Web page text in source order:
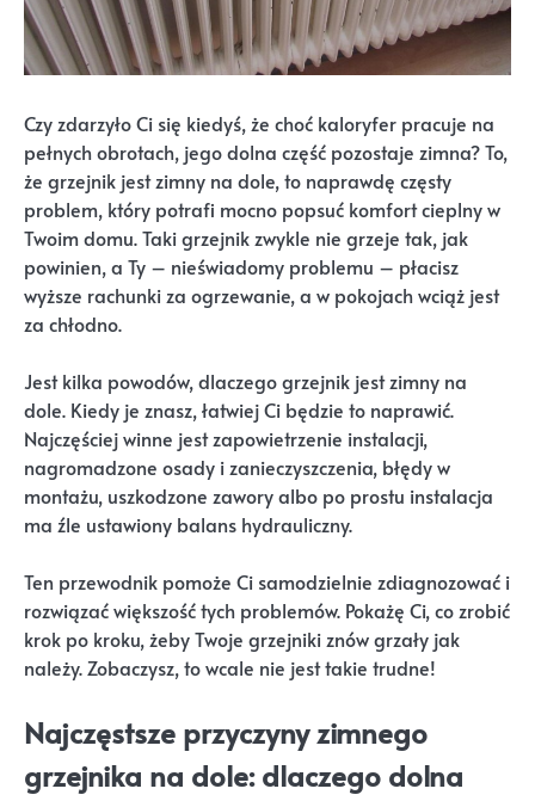
Czy zdarzyło Ci się kiedyś, że choć kaloryfer pracuje na
pełnych obrotach, jego dolna część pozostaje zimna? To,
że grzejnik jest zimny na dole, to naprawdę częsty
problem, który potrafi mocno popsuć komfort cieplny w
Twoim domu. Taki grzejnik zwykle nie grzeje tak, jak
powinien, a Ty – nieświadomy problemu – płacisz
wyższe rachunki za ogrzewanie, a w pokojach wciąż jest
za chłodno.
Jest kilka powodów, dlaczego grzejnik jest zimny na
dole. Kiedy je znasz, łatwiej Ci będzie to naprawić.
Najczęściej winne jest zapowietrzenie instalacji,
nagromadzone osady i zanieczyszczenia, błędy w
montażu, uszkodzone zawory albo po prostu instalacja
ma źle ustawiony balans hydrauliczny.
Ten przewodnik pomoże Ci samodzielnie zdiagnozować i
rozwiązać większość tych problemów. Pokażę Ci, co zrobić
krok po kroku, żeby Twoje grzejniki znów grzały jak
należy. Zobaczysz, to wcale nie jest takie trudne!
Najczęstsze przyczyny zimnego
grzejnika na dole: dlaczego dolna